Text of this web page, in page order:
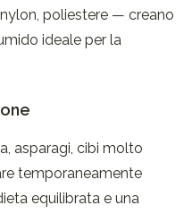
poliestere — creano
ideale per la
asparagi, cibi molto
temporaneamente
equilibrata e una